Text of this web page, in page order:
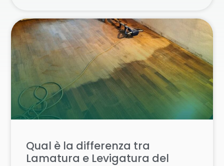
Qual è la differenza tra
Lamatura e Levigatura del